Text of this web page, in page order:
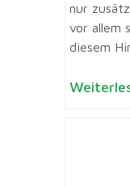
nur
vor allem
diesem